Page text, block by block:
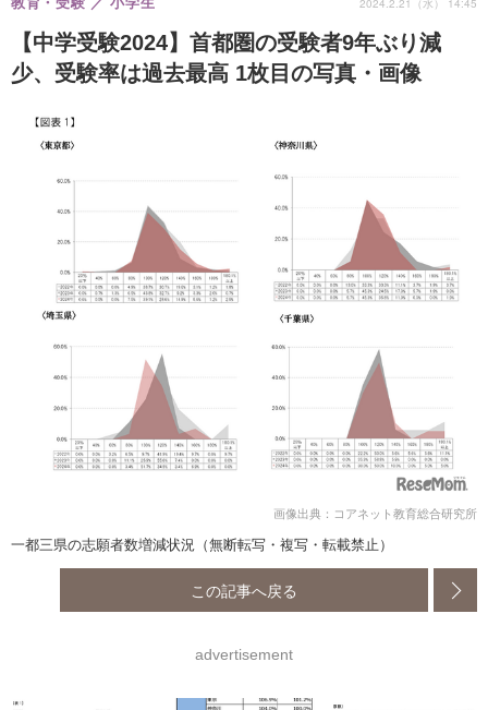
【中学受験2024】首都圏の受験者9年ぶり減
少、受験率は過去最高 1枚目の写真・画像
2024.2.21（水） 14:45
画像出典：コアネット教育総合研究所
一都三県の志願者数増減状況（無断転写・複写・転載禁止）
この記事へ戻る
advertisement